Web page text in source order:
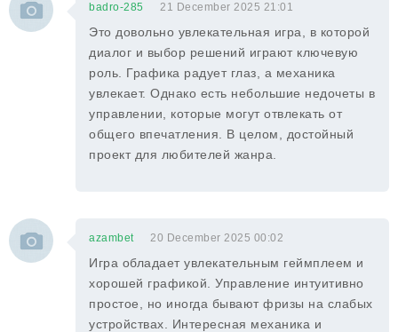
badro-285 21 December 2025 21:01
Это довольно увлекательная игра, в которой
диалог и выбор решений играют ключевую
роль. Графика радует глаз, а механика
увлекает. Однако есть небольшие недочеты в
управлении, которые могут отвлекать от
общего впечатления. В целом, достойный
проект для любителей жанра.
azambet 20 December 2025 00:02
Игра обладает увлекательным геймплеем и
хорошей графикой. Управление интуитивно
простое, но иногда бывают фризы на слабых
устройствах. Интересная механика и